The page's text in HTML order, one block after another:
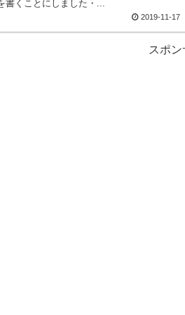
くことにしました・...
2019-11-17
スポン